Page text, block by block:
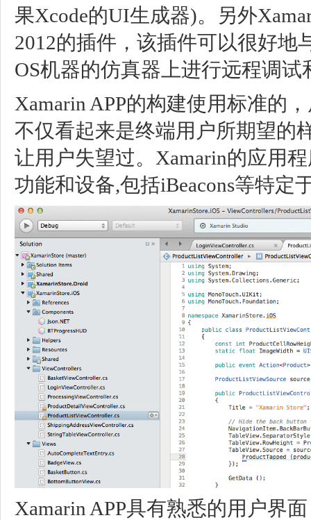
果Xcode的UI生成器)。另外
2012的插件，该插件可以很好地
OS机器的仿真器上进行远程调试
Xamarin APP的构建使用标准的
不仅看起来是终端用户所期望的
让用户失望过。Xamarin的应用
功能和设备,包括iBeacons等特定
Xamarin APP具有熟悉的用户界